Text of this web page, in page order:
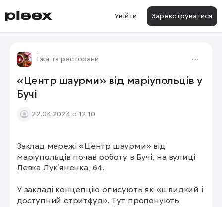
Увійти Зареєструватися
Їжа та ресторани
«Центр шаурми» від маріупольців у
Бучі
22.04.2024 о 12:10
Заклад мережі «Центр шаурми» від
маріупольців почав роботу в Бучі, на вулиці
Левка Лукʼяненка, 64.
У закладі концепцію описують як «швидкий і
доступний стритфуд». Тут пропонують